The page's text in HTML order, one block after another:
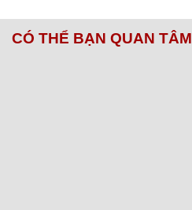
CÓ THỂ BẠN QUAN TÂM